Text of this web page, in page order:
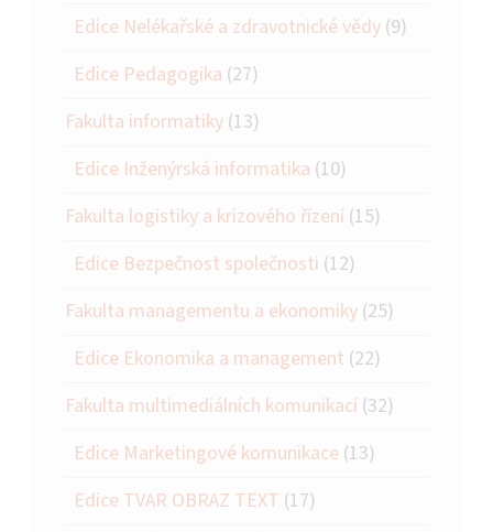
Edice Nelékařské a zdravotnické vědy (9)
Edice Pedagogika (27)
Fakulta informatiky (13)
Edice Inženýrská informatika (10)
Fakulta logistiky a krizového řízení (15)
Edice Bezpečnost společnosti (12)
Fakulta managementu a ekonomiky (25)
Edice Ekonomika a management (22)
Fakulta multimediálních komunikací (32)
Edice Marketingové komunikace (13)
Edice TVAR OBRAZ TEXT (17)